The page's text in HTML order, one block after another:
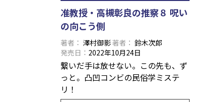
准教授・高槻彰良の推察８ 呪い
の向こう側
著者 澤村御影著者
鈴木次郎
発売日
2022年10月24日
繋いだ手は放せない。この先も、ず
っと――。凸凹コンビの民俗学ミステ
リ！